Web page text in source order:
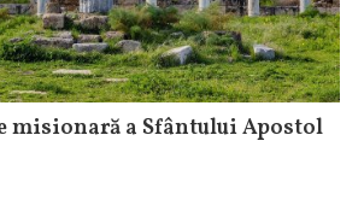
misionară a Sfântului Apostol